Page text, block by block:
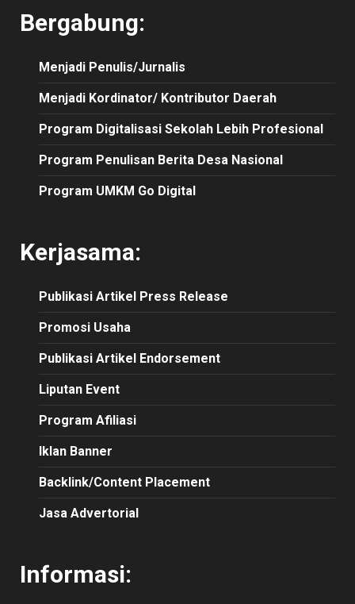
Bergabung:
Menjadi Penulis/Jurnalis
Menjadi Kordinator/ Kontributor Daerah
Program Digitalisasi Sekolah Lebih Profesional
Program Penulisan Berita Desa Nasional
Program UMKM Go Digital
Kerjasama:
Publikasi Artikel Press Release
Promosi Usaha
Publikasi Artikel Endorsement
Liputan Event
Program Afiliasi
Iklan Banner
Backlink/Content Placement
Jasa Advertorial
Informasi: